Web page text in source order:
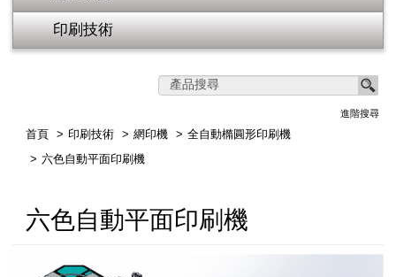
印刷技術
進階搜尋
首頁 印刷技術 網印機 全自動橢圓形印刷機
六色自動平面印刷機
六色自動平面印刷機
聯絡我們
繁體中文